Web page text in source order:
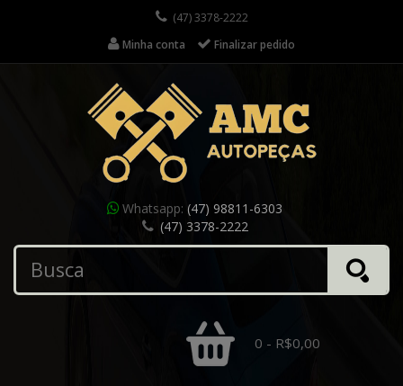
(47) 3378-2222
Minha conta
Finalizar pedido
Whatsapp: (47) 98811-6303
(47) 3378-2222
0 - R$0,00